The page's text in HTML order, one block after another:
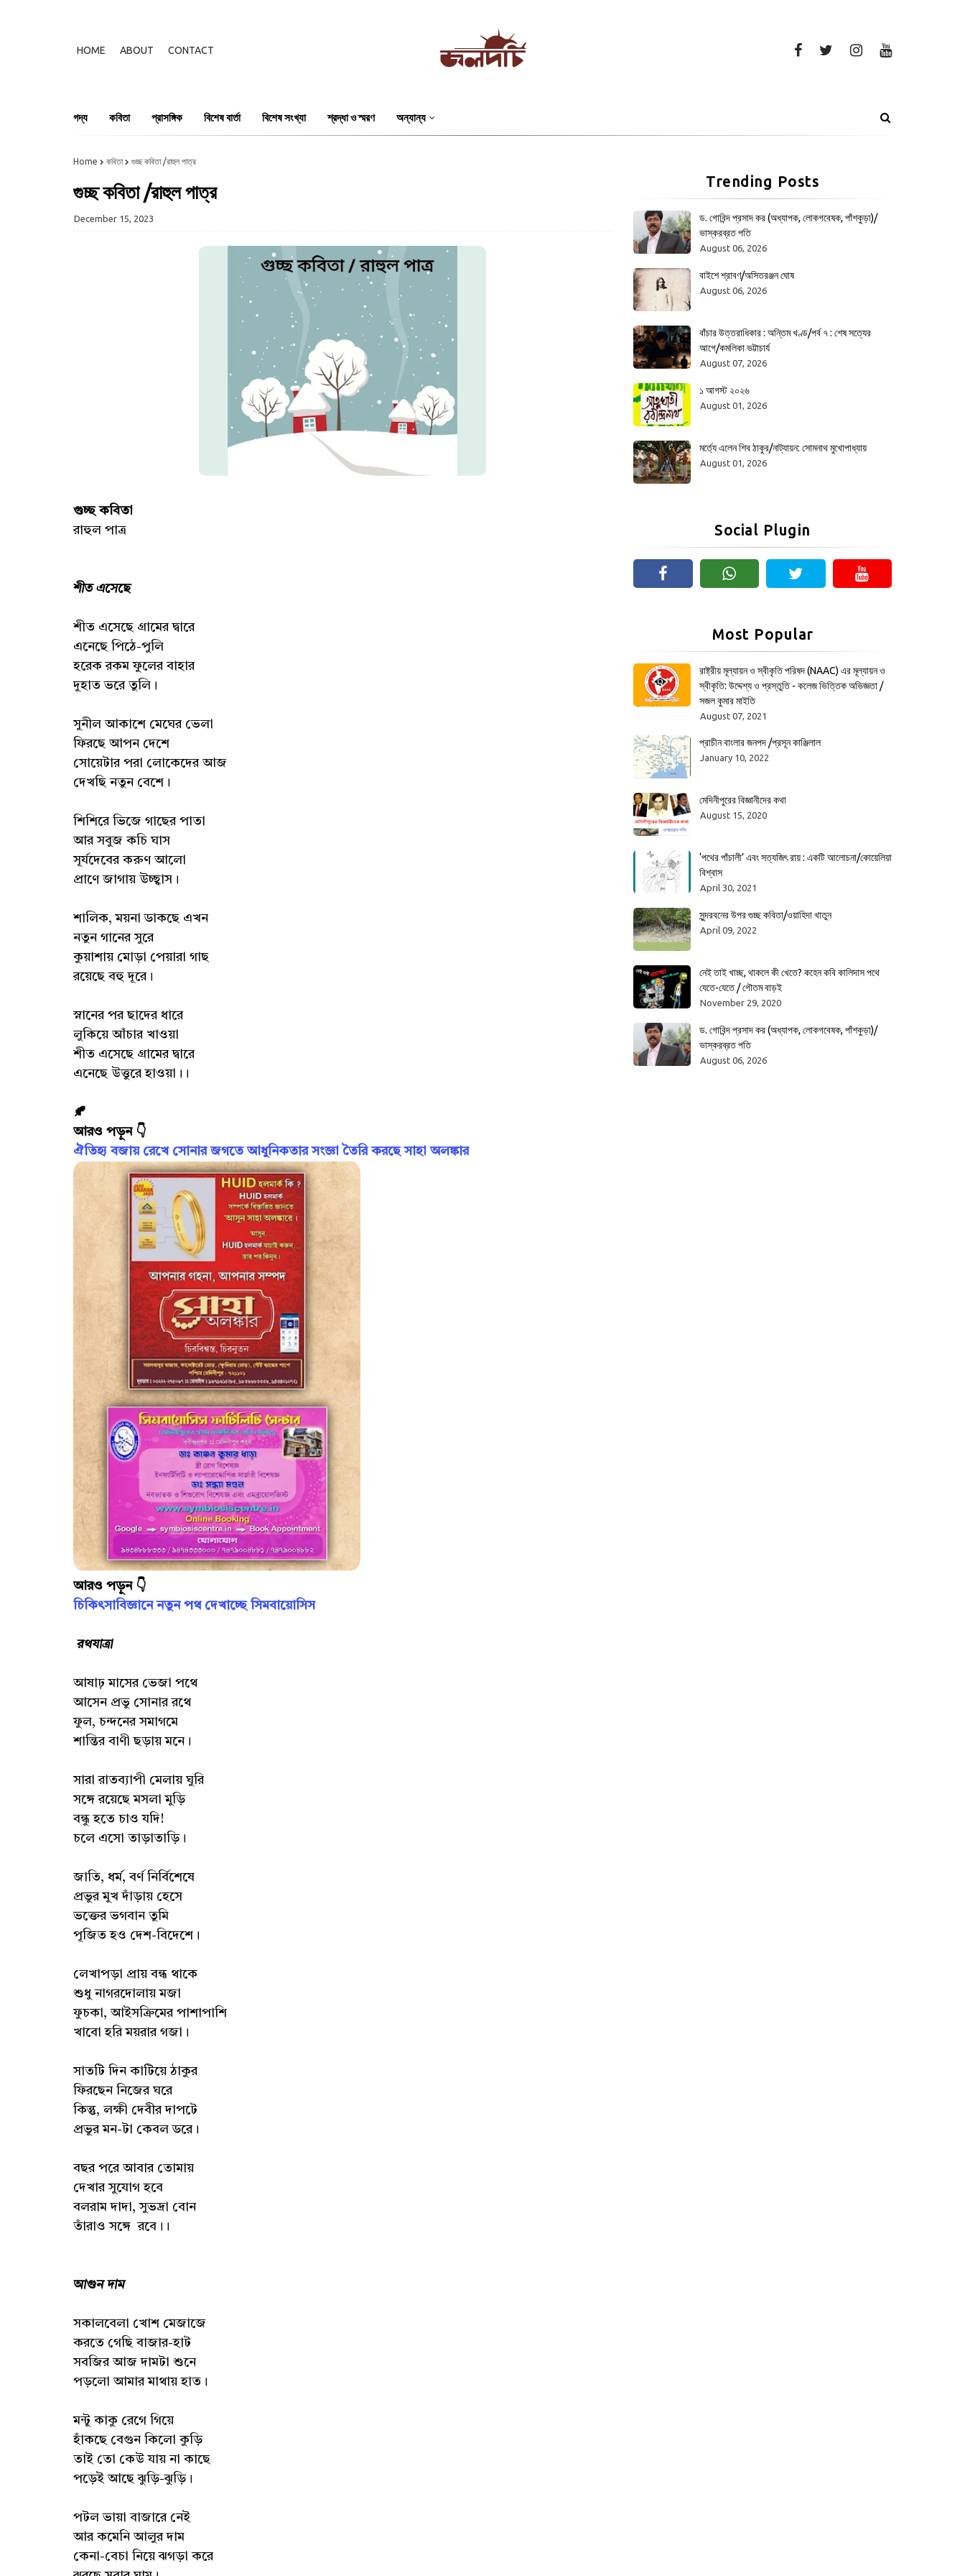
HOME ABOUT CONTACT
গদ্য কবিতা প্রাসঙ্গিক বিশেষ বার্তা বিশেষ সংখ্যা শ্রদ্ধা ও স্মরণ অন্যান্য
Home কবিতা গুচ্ছ কবিতা /রাহুল পাত্র
গুচ্ছ কবিতা /রাহুল পাত্র
December 15, 2023
গুচ্ছ কবিতা
রাহুল পাত্র
শীত এসেছে
শীত এসেছে গ্রামের দ্বারে
এনেছে পিঠে-পুলি
হরেক রকম ফুলের বাহার
দুহাত ভরে তুলি।
সুনীল আকাশে মেঘের ভেলা
ফিরছে আপন দেশে
সোয়েটার পরা লোকেদের আজ
দেখছি নতুন বেশে।
শিশিরে ভিজে গাছের পাতা
আর সবুজ কচি ঘাস
সূর্যদেবের করুণ আলো
প্রাণে জাগায় উচ্ছ্বাস।
শালিক, ময়না ডাকছে এখন
নতুন গানের সুরে
কুয়াশায় মোড়া পেয়ারা গাছ
রয়েছে বহু দূরে।
স্নানের পর ছাদের ধারে
লুকিয়ে আঁচার খাওয়া
শীত এসেছে গ্রামের দ্বারে
এনেছে উত্তুরে হাওয়া।।
🍂
আরও পড়ুন 👇
ঐতিহ্য বজায় রেখে সোনার জগতে আধুনিকতার সংজ্ঞা তৈরি করছে সাহা অলঙ্কার
আরও পড়ুন 👇
চিকিৎসাবিজ্ঞানে নতুন পথ দেখাচ্ছে সিমবায়োসিস
রথযাত্রা
আষাঢ় মাসের ভেজা পথে
আসেন প্রভু সোনার রথে
ফুল, চন্দনের সমাগমে
শান্তির বাণী ছড়ায় মনে।
সারা রাতব্যাপী মেলায় ঘুরি
সঙ্গে রয়েছে মসলা মুড়ি
বন্ধু হতে চাও যদি!
চলে এসো তাড়াতাড়ি।
জাতি, ধর্ম, বর্ণ নির্বিশেষে
প্রভুর মুখ দাঁড়ায় হেসে
ভক্তের ভগবান তুমি
পূজিত হও দেশ-বিদেশে।
লেখাপড়া প্রায় বন্ধ থাকে
শুধু নাগরদোলায় মজা
ফুচকা, আইসক্রিমের পাশাপাশি
খাবো হরি ময়রার গজা।
সাতটি দিন কাটিয়ে ঠাকুর
ফিরছেন নিজের ঘরে
কিন্তু, লক্ষী দেবীর দাপটে
প্রভুর মন-টা কেবল ডরে।
বছর পরে আবার তোমায়
দেখার সুযোগ হবে
বলরাম দাদা, সুভদ্রা বোন
তাঁরাও সঙ্গে রবে।।
আগুন দাম
সকালবেলা খোশ মেজাজে
করতে গেছি বাজার-হাট
সবজির আজ দামটা শুনে
পড়লো আমার মাথায় হাত।
মন্টু কাকু রেগে গিয়ে
হাঁকছে বেগুন কিলো কুড়ি
তাই তো কেউ যায় না কাছে
পড়েই আছে ঝুড়ি-ঝুড়ি।
পটল ভায়া বাজারে নেই
আর কমেনি আলুর দাম
কেনা-বেচা নিয়ে ঝগড়া করে
Trending Posts
ড. গোবিন্দ প্রসাদ কর (অধ্যাপক, লোকগবেষক, পাঁশকুড়া)/
ভাস্করব্রত পতি
August 06, 2026
বাইশে শ্রাবণ/অসিতরঞ্জন ঘোষ
August 06, 2026
বাঁচার উত্তরাধিকার : অন্তিম খণ্ড/পর্ব ৭ : শেষ সত্যের
আগে/কমলিকা ভট্টাচার্য
August 07, 2026
১ আগস্ট ২০২৬
August 01, 2026
মর্ত্যে এলেন শিব ঠাকুর/নাট্যায়ন: সোমনাথ মুখোপাধ্যায়
August 01, 2026
Social Plugin
Most Popular
রাষ্ট্রীয় মূল্যায়ন ও স্বীকৃতি পরিষদ (NAAC) এর মূল্যায়ন ও
স্বীকৃতি: উদ্দেশ্য ও প্রস্তুতি - কলেজ ভিত্তিক অভিজ্ঞতা /
সজল কুমার মাইতি
August 07, 2021
প্রাচীন বাংলার জনপদ /প্রসূন কাঞ্জিলাল
January 10, 2022
মেদিনীপুরের বিজ্ঞানীদের কথা
August 15, 2020
‘পথের পাঁচালী’ এবং সত্যজিৎ রায় : একটি আলোচনা/কোয়েলিয়া
বিশ্বাস
April 30, 2021
সুন্দরবনের উপর গুচ্ছ কবিতা/ওয়াহিদা খাতুন
April 09, 2022
নেই তাই খাচ্ছ, থাকলে কী খেতে? কহেন কবি কালিদাস পথে
যেতে-যেতে / গৌতম বাড়ই
November 29, 2020
ড. গোবিন্দ প্রসাদ কর (অধ্যাপক, লোকগবেষক, পাঁশকুড়া)/
ভাস্করব্রত পতি
August 06, 2026